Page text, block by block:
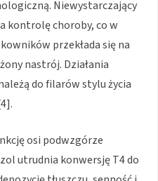
Niewystarczający
kontrolę choroby, co w
przekłada się na
nastrój. Działania
do filarów stylu życia
osi podwzgórze
utrudnia konwersję T4 do